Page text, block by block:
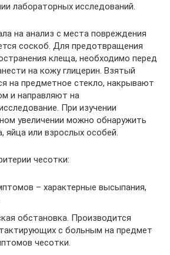
лабораторных исследований.
на анализ с места повреждения
соскоб. Для предотвращения
клеща, необходимо перед
на кожу глицерин. Взятый
на предметное стекло, накрывают
и направляют на
При изучении
увеличении можно обнаружить
яйца или взрослых особей.
чесотки:
– характерные высыпания,
обстановка. Производится
с больным на предмет
чесотки.